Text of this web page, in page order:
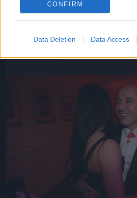
CONFIRM
Data Deletion Data Access
Fotó: Szécsi István / Velvet
Jön még